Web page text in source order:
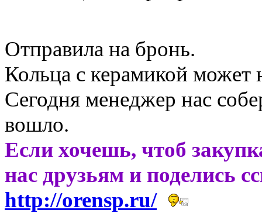
Отправила на бронь.
Кольца с керамикой может
Сегодня менеджер нас
вошло.
Если хочешь, чтоб
нас друзьям и поделись
http://orensp.ru/